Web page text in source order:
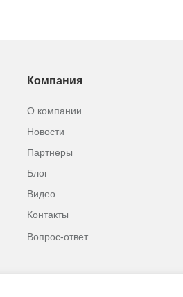
Компания
О компании
Новости
Партнеры
Блог
Видео
Контакты
Вопрос-ответ